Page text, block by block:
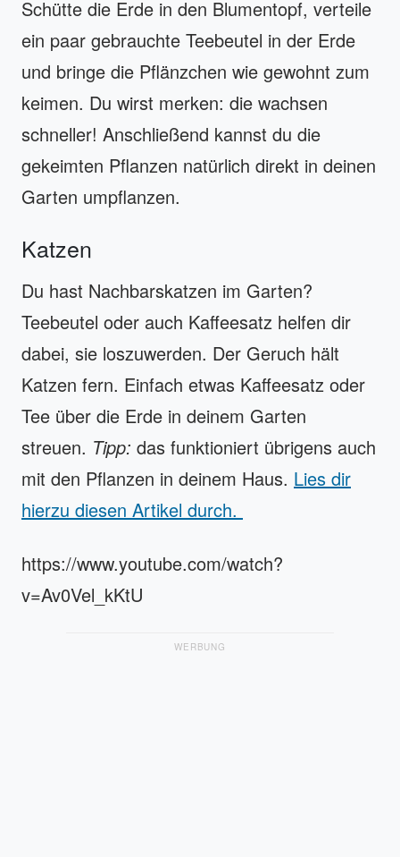
Schütte die Erde in den Blumentopf, verteile
ein paar gebrauchte Teebeutel in der Erde
und bringe die Pflänzchen wie gewohnt zum
keimen. Du wirst merken: die wachsen
schneller! Anschließend kannst du die
gekeimten Pflanzen natürlich direkt in deinen
Garten umpflanzen.
Katzen
Du hast Nachbarskatzen im Garten?
Teebeutel oder auch Kaffeesatz helfen dir
dabei, sie loszuwerden. Der Geruch hält
Katzen fern. Einfach etwas Kaffeesatz oder
Tee über die Erde in deinem Garten
streuen. Tipp: das funktioniert übrigens auch
mit den Pflanzen in deinem Haus. Lies dir
hierzu diesen Artikel durch.
https://www.youtube.com/watch?
v=Av0Vel_kKtU
WERBUNG